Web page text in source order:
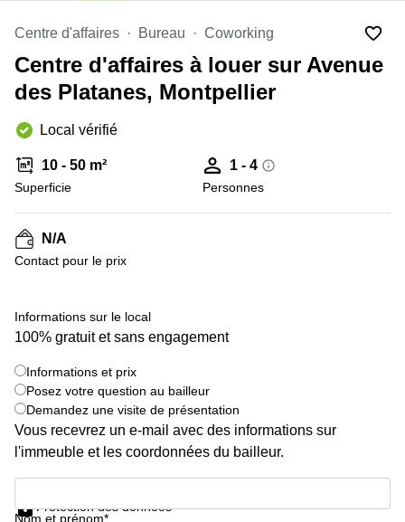
Marseille
Centres
Toulouse
Coworking
Nice
Centres
d'affaires
Location
bureaux
Centre
d'affaires
Centre d'affaires Bureau Coworking
Centre d'affaires à louer sur Avenue
des Platanes, Montpellier
Local vérifié
10 - 50 m²
Superficie
1 - 4
Personnes
N/A
Contact pour le prix
Informations sur le local
100% gratuit et sans engagement
Informations et prix
Posez votre question au bailleur
Demandez une visite de présentation
Vous recevrez un e-mail avec des informations sur
l'immeuble et les coordonnées du bailleur.
Nom et prénom*
Protection des données